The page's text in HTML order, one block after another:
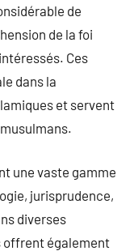
de
de la foi
Ces
dans la
et servent
une vaste gamme
jurisprudence,
diverses
offrent également